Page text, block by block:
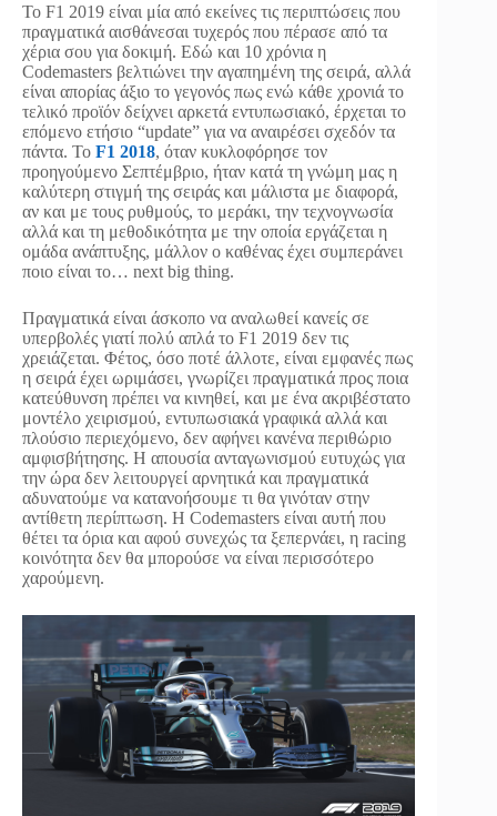
Το F1 2019 είναι μία από εκείνες τις περιπτώσεις που
πραγματικά αισθάνεσαι τυχερός που πέρασε από τα
χέρια σου για δοκιμή. Εδώ και 10 χρόνια η
Codemasters βελτιώνει την αγαπημένη της σειρά, αλλά
είναι απορίας άξιο το γεγονός πως ενώ κάθε χρονιά το
τελικό προϊόν δείχνει αρκετά εντυπωσιακό, έρχεται το
επόμενο ετήσιο “update” για να αναιρέσει σχεδόν τα
πάντα. Το F1 2018, όταν κυκλοφόρησε τον
προηγούμενο Σεπτέμβριο, ήταν κατά τη γνώμη μας η
καλύτερη στιγμή της σειράς και μάλιστα με διαφορά,
αν και με τους ρυθμούς, το μεράκι, την τεχνογνωσία
αλλά και τη μεθοδικότητα με την οποία εργάζεται η
ομάδα ανάπτυξης, μάλλον ο καθένας έχει συμπεράνει
ποιο είναι το… next big thing.
Πραγματικά είναι άσκοπο να αναλωθεί κανείς σε
υπερβολές γιατί πολύ απλά το F1 2019 δεν τις
χρειάζεται. Φέτος, όσο ποτέ άλλοτε, είναι εμφανές πως
η σειρά έχει ωριμάσει, γνωρίζει πραγματικά προς ποια
κατεύθυνση πρέπει να κινηθεί, και με ένα ακριβέστατο
μοντέλο χειρισμού, εντυπωσιακά γραφικά αλλά και
πλούσιο περιεχόμενο, δεν αφήνει κανένα περιθώριο
αμφισβήτησης. Η απουσία ανταγωνισμού ευτυχώς για
την ώρα δεν λειτουργεί αρνητικά και πραγματικά
αδυνατούμε να κατανοήσουμε τι θα γινόταν στην
αντίθετη περίπτωση. Η Codemasters είναι αυτή που
θέτει τα όρια και αφού συνεχώς τα ξεπερνάει, η racing
κοινότητα δεν θα μπορούσε να είναι περισσότερο
χαρούμενη.